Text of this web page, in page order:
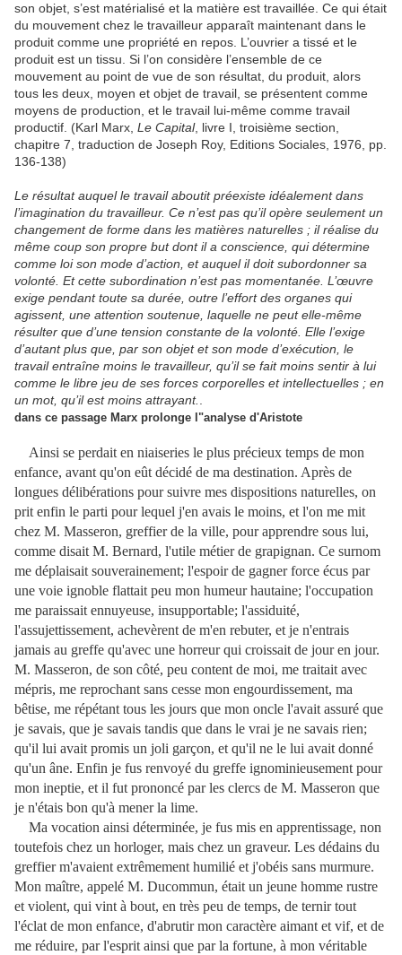
son objet, s’est matérialisé et la matière est travaillée. Ce qui était
du mouvement chez le travailleur apparaît maintenant dans le
produit comme une propriété en repos. L’ouvrier a tissé et le
produit est un tissu. Si l’on considère l’ensemble de ce
mouvement au point de vue de son résultat, du produit, alors
tous les deux, moyen et objet de travail, se présentent comme
moyens de production, et le travail lui-même comme travail
productif. (Karl Marx, Le Capital, livre I, troisième section,
chapitre 7, traduction de Joseph Roy, Editions Sociales, 1976, pp.
136-138)
Le résultat auquel le travail aboutit préexiste idéalement dans
l’imagination du travailleur. Ce n’est pas qu’il opère seulement un
changement de forme dans les matières naturelles ; il réalise du
même coup son propre but dont il a conscience, qui détermine
comme loi son mode d’action, et auquel il doit subordonner sa
volonté. Et cette subordination n’est pas momentanée. L’œuvre
exige pendant toute sa durée, outre l’effort des organes qui
agissent, une attention soutenue, laquelle ne peut elle-même
résulter que d’une tension constante de la volonté. Elle l’exige
d’autant plus que, par son objet et son mode d’exécution, le
travail entraîne moins le travailleur, qu’il se fait moins sentir à lui
comme le libre jeu de ses forces corporelles et intellectuelles ; en
un mot, qu’il est moins attrayant.
dans ce passage Marx prolonge l"analyse d'Aristote
Ainsi se perdait en niaiseries le plus précieux temps de mon
enfance, avant qu'on eût décidé de ma destination. Après de
longues délibérations pour suivre mes dispositions naturelles, on
prit enfin le parti pour lequel j'en avais le moins, et l'on me mit
chez M. Masseron, greffier de la ville, pour apprendre sous lui,
comme disait M. Bernard, l'utile métier de grapignan. Ce surnom
me déplaisait souverainement; l'espoir de gagner force écus par
une voie ignoble flattait peu mon humeur hautaine; l'occupation
me paraissait ennuyeuse, insupportable; l'assiduité,
l'assujettissement, achevèrent de m'en rebuter, et je n'entrais
jamais au greffe qu'avec une horreur qui croissait de jour en jour.
M. Masseron, de son côté, peu content de moi, me traitait avec
mépris, me reprochant sans cesse mon engourdissement, ma
bêtise, me répétant tous les jours que mon oncle l'avait assuré que
je savais, que je savais tandis que dans le vrai je ne savais rien;
qu'il lui avait promis un joli garçon, et qu'il ne le lui avait donné
qu'un âne. Enfin je fus renvoyé du greffe ignominieusement pour
mon ineptie, et il fut prononcé par les clercs de M. Masseron que
je n'étais bon qu'à mener la lime.
Ma vocation ainsi déterminée, je fus mis en apprentissage, non
toutefois chez un horloger, mais chez un graveur. Les dédains du
greffier m'avaient extrêmement humilié et j'obéis sans murmure.
Mon maître, appelé M. Ducommun, était un jeune homme rustre
et violent, qui vint à bout, en très peu de temps, de ternir tout
l'éclat de mon enfance, d'abrutir mon caractère aimant et vif, et de
me réduire, par l'esprit ainsi que par la fortune, à mon véritable